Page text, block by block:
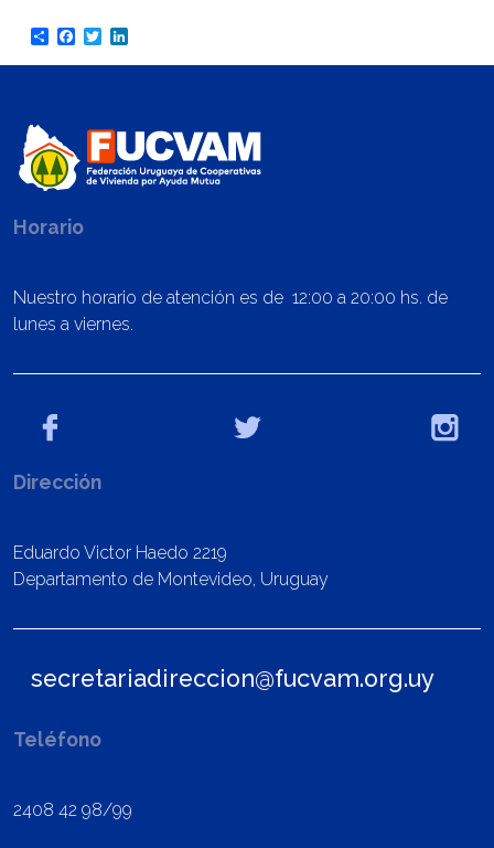
ShareFacebook
Twitter
Horario
Nuestro horario de atención es de 12:00 a 20:00 hs. de
lunes a viernes.
Dirección
Eduardo Victor Haedo 2219
Departamento de Montevideo, Uruguay
secretariadireccion@fucvam.org.uy
Teléfono
2408 42 98/99